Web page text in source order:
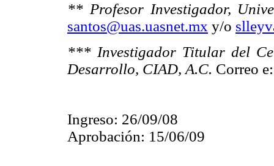
** Profesor Investigador,
santos@uas.uasnet.mx y/o
*** Investigador Titular del
Desarrollo, CIAD, A.C. Correo
Ingreso: 26/09/08
Aprobación: 15/06/09